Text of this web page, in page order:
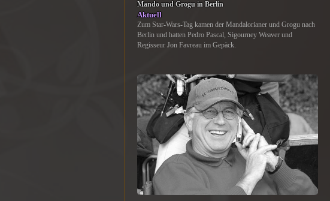
Mando und Grogu in Berlin
Aktuell
Zum Star-Wars-Tag kamen der Mandalorianer und Grogu nach
Berlin und hatten Pedro Pascal, Sigourney Weaver und
Regisseur Jon Favreau im Gepäck.